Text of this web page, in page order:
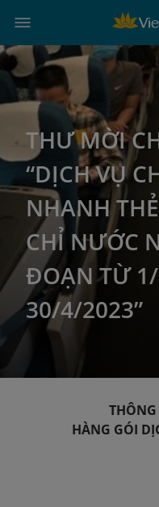
THƯ MỜI
“DỊCH VỤ
NHANH
CHỈ NƯỚC
ĐOẠN TỪ
30/4/2023”
THÔNG
HÀNG GÓI